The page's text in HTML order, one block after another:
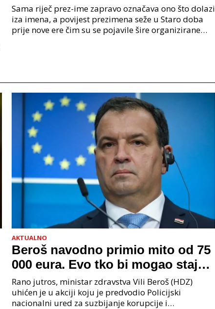
Sama riječ prez-ime zapravo označava ono što dolazi
iza imena, a povijest prezimena seže u Staro doba
prije nove ere čim su se pojavile šire organizirane
AKTUALNO
Beroš navodno primio mito od 75
000 eura. Evo tko bi mogao stajati
na čelu zločinačkog udruženja
Rano jutros, ministar zdravstva Vili Beroš (HDZ)
uhićen je u akciji koju je predvodio Policijski
nacionalni ured za suzbijanje korupcije i